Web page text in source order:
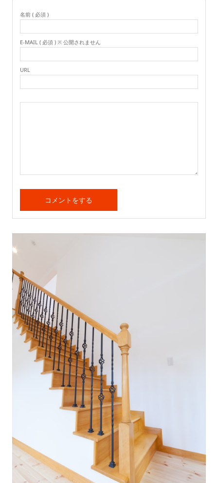
名前 ( 必須 )
E-MAIL ( 必須 ) ※ 公開されません
URL